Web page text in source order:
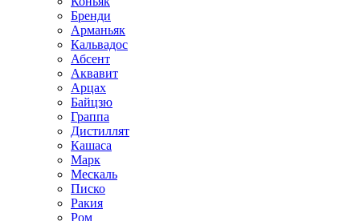
Бренди
Арманьяк
Кальвадос
Абсент
Аквавит
Арцах
Байцзю
Граппа
Дистиллят
Кашаса
Марк
Мескаль
Писко
Ракия
Ром